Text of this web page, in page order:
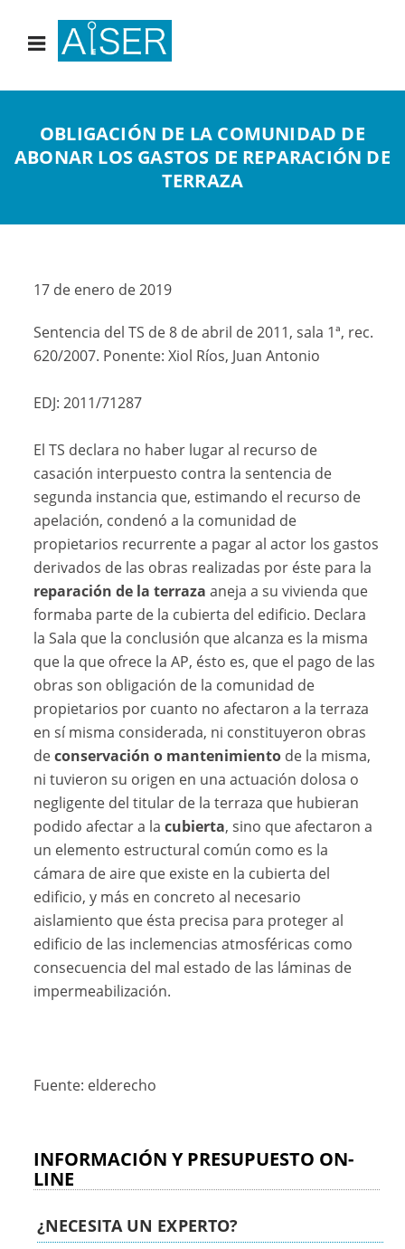
OBLIGACIÓN DE LA COMUNIDAD DE
ABONAR LOS GASTOS DE REPARACIÓN DE
TERRAZA
17 de enero de 2019
Sentencia del TS de 8 de abril de 2011, sala 1ª, rec.
620/2007. Ponente: Xiol Ríos, Juan Antonio
EDJ: 2011/71287
El TS declara no haber lugar al recurso de
casación interpuesto contra la sentencia de
segunda instancia que, estimando el recurso de
apelación, condenó a la comunidad de
propietarios recurrente a pagar al actor los gastos
derivados de las obras realizadas por éste para la
reparación de la terrazaaneja a su vivienda que
formaba parte de la cubierta del edificio. Declara
la Sala que la conclusión que alcanza es la misma
que la que ofrece la AP, ésto es, que el pago de las
obras son obligación de la comunidad de
propietarios por cuanto no afectaron a la terraza
en sí misma considerada, ni constituyeron obras
deconservación o mantenimiento de la misma,
ni tuvieron su origen en una actuación dolosa o
negligente del titular de la terraza que hubieran
podido afectar a lacubierta, sino que afectaron a
un elemento estructural común como es la
cámara de aire que existe en la cubierta del
edificio, y más en concreto al necesario
aislamiento que ésta precisa para proteger al
edificio de las inclemencias atmosféricas como
consecuencia del mal estado de las láminas de
impermeabilización.
Fuente: elderecho
INFORMACIÓN Y PRESUPUESTO ON-
LINE
¿NECESITA UN EXPERTO?